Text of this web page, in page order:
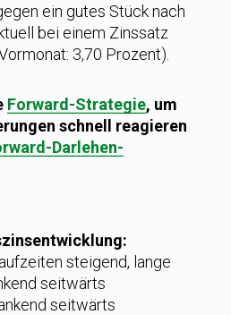
ein gutes Stück nach
bei einem Zinssatz
3,70 Prozent).
Forward-Strategie, um
schnell reagieren
Darlehen-
steigend, lange
seitwärts
seitwärts